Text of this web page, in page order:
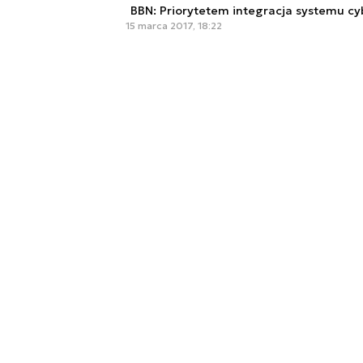
BBN: Priorytetem integracja systemu
15 marca 2017, 18:22